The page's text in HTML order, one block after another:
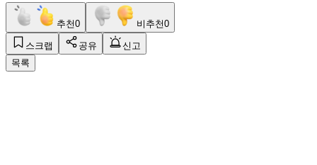
추천0 비추천0
스크랩 공유
신고
목록